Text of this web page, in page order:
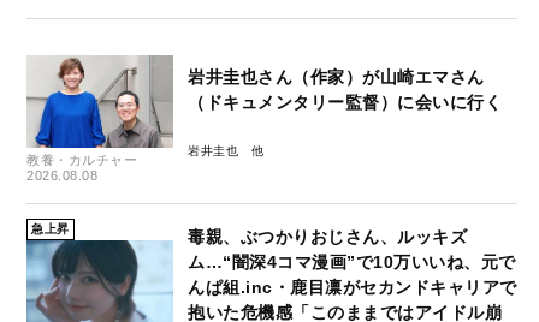
教養・カルチャー
2026.08.08
岩井圭也さん（作家）が山崎エマさん
（ドキュメンタリー監督）に会いに行く
岩井圭也
急上昇
毒親、ぶつかりおじさん、ルッキズ
ム…“闇深4コマ漫画”で10万いいね、元で
んぱ組.inc・鹿目凛がセカンドキャリアで
抱いた危機感「このままではアイドル崩